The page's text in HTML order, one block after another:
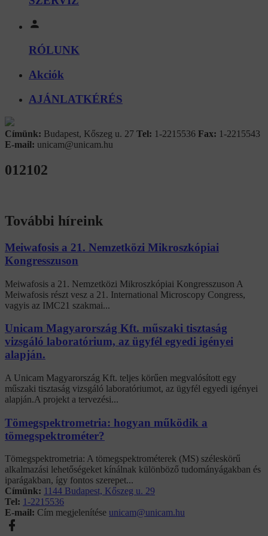
RÓLUNK
Akciók
AJÁNLATKÉRÉS
Címünk: Budapest, Kőszeg u. 27 Tel: 1-2215536 Fax: 1-2215543
E-mail: unicam@unicam.hu
012102
További híreink
Meiwafosis a 21. Nemzetközi Mikroszkópiai
Kongresszuson
Meiwafosis a 21. Nemzetközi Mikroszkópiai Kongresszuson A
Meiwafosis részt vesz a 21. International Microscopy Congress,
vagyis az IMC21 szakmai...
Unicam Magyarország Kft. műszaki tisztaság
vizsgáló laboratórium, az ügyfél egyedi igényei
alapján.
A Unicam Magyarország Kft. teljes körűen megvalósított egy
műszaki tisztaság vizsgáló laboratóriumot, az ügyfél egyedi igényei
alapján.A projekt a tervezési...
Tömegspektrometria: hogyan működik a
tömegspektrométer?
Tömegspektrometria: A tömegspektrométerek (MS) széleskörű
alkalmazási lehetőségeket kínálnak különböző tudományágakban és
iparágakban, így fontos szerepet...
Címünk: 1144 Budapest, Kőszeg u. 29
Tel: 1-2215536
E-mail: Cím megjelenítése unicam@unicam.hu